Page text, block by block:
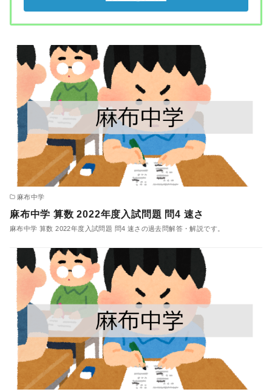
麻布中学
麻布中学 算数 2022年度入試問題 問4 速さ
麻布中学 算数 2022年度入試問題 問4 速さの過去問解答・解説です。